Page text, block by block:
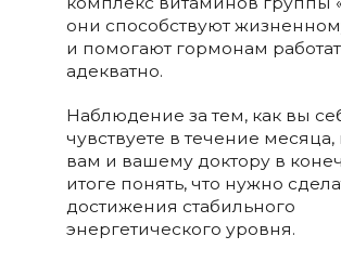
они способствуют
и помогают гормонам
адекватно.
Наблюдение за тем, как вы
чувствуете в течение
вам и вашему доктору в
итоге понять, что нужно
достижения стабильного
энергетического уровня.